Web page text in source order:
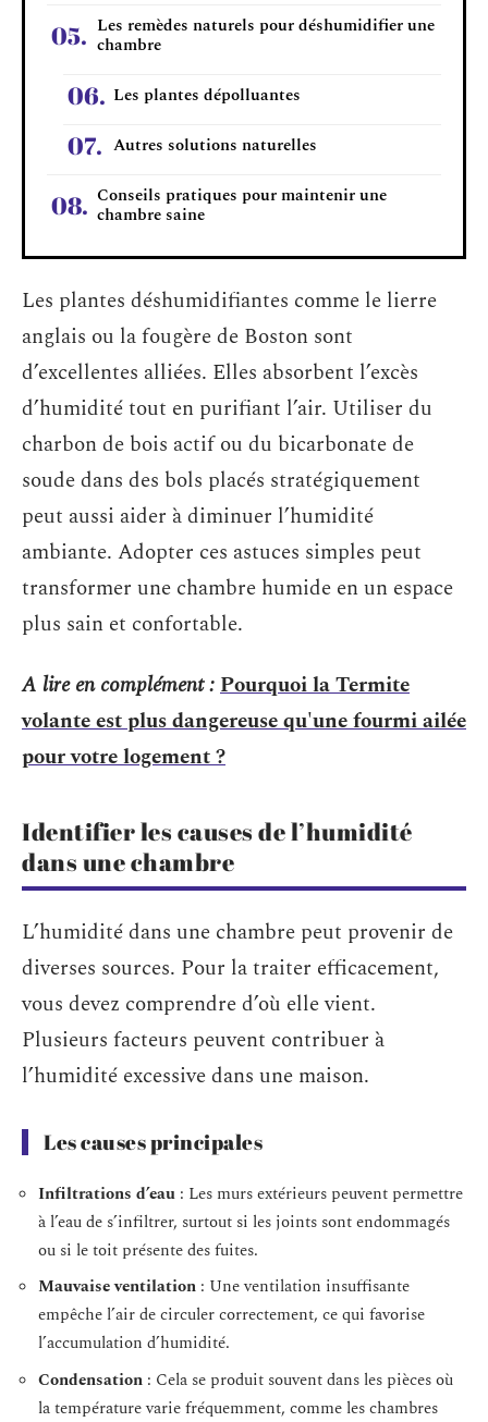
Les remèdes naturels pour déshumidifier une
chambre
Les plantes dépolluantes
Autres solutions naturelles
Conseils pratiques pour maintenir une
chambre saine
Les plantes déshumidifiantes comme le lierre
anglais ou la fougère de Boston sont
d’excellentes alliées. Elles absorbent l’excès
d’humidité tout en purifiant l’air. Utiliser du
charbon de bois actif ou du bicarbonate de
soude dans des bols placés stratégiquement
peut aussi aider à diminuer l’humidité
ambiante. Adopter ces astuces simples peut
transformer une chambre humide en un espace
plus sain et confortable.
A lire en complément :Pourquoi la Termite
volante est plus dangereuse qu'une fourmi ailée
pour votre logement ?
Identifier les causes de l’humidité
dans une chambre
L’humidité dans une chambre peut provenir de
diverses sources. Pour la traiter efficacement,
vous devez comprendre d’où elle vient.
Plusieurs facteurs peuvent contribuer à
l’humidité excessive dans une maison.
Les causes principales
Infiltrations d’eau : Les murs extérieurs peuvent permettre
à l’eau de s’infiltrer, surtout si les joints sont endommagés
ou si le toit présente des fuites.
Mauvaise ventilation : Une ventilation insuffisante
empêche l’air de circuler correctement, ce qui favorise
l’accumulation d’humidité.
Condensation : Cela se produit souvent dans les pièces où
la température varie fréquemment, comme les chambres